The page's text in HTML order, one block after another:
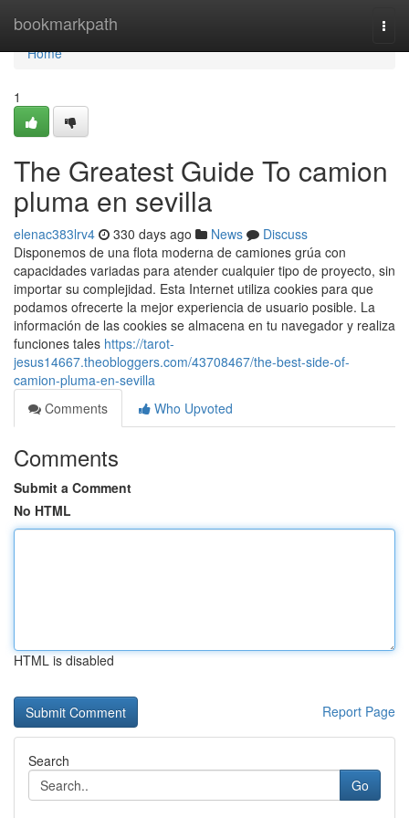
bookmarkpath
Home
Home
1
The Greatest Guide To camion
pluma en sevilla
elenac383lrv4 330 days ago News
Discuss
Disponemos de una flota moderna de camiones grúa con
capacidades variadas para atender cualquier tipo de proyecto, sin
importar su complejidad. Esta Internet utiliza cookies para que
podamos ofrecerte la mejor experiencia de usuario posible. La
información de las cookies se almacena en tu navegador y realiza
funciones tales https://tarot-
jesus14667.theobloggers.com/43708467/the-best-side-of-
camion-pluma-en-sevilla
Comments
Who Upvoted
Comments
Submit a Comment
No HTML
HTML is disabled
Report Page
Search
Go